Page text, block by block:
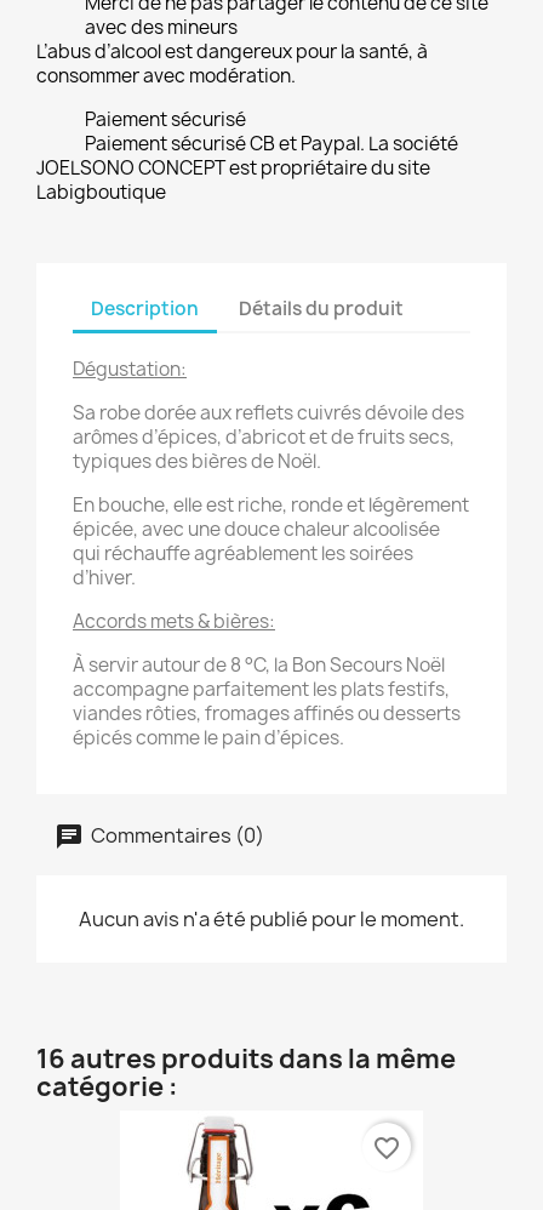
avec des mineurs
L’abus d’alcool est dangereux pour la santé, à
consommer avec modération.
Paiement sécurisé
Paiement sécurisé CB et Paypal. La société
JOELSONO CONCEPT est propriétaire du site
Labigboutique
Description Détails du produit
Dégustation:
Sa robe dorée aux reflets cuivrés dévoile des
arômes d’épices, d’abricot et de fruits secs,
typiques des bières de Noël.
En bouche, elle est riche, ronde et légèrement
épicée, avec une douce chaleur alcoolisée
qui réchauffe agréablement les soirées
d’hiver.
Accords mets & bières:
À servir autour de 8 °C, la Bon Secours Noël
accompagne parfaitement les plats festifs,
viandes rôties, fromages affinés ou desserts
épicés comme le pain d’épices.
Commentaires (0)
Aucun avis n'a été publié pour le moment.
16 autres produits dans la même
catégorie :
favorite_border